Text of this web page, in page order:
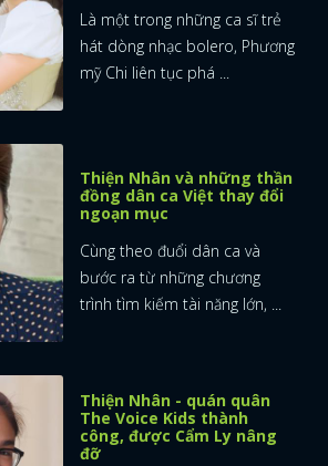
Là một trong những ca sĩ trẻ
hát dòng nhạc bolero, Phương
mỹ Chi liên tục phá ...
Thiện Nhân và những thần
đồng dân ca Việt thay đổi
ngoạn mục
Cùng theo đuổi dân ca và
bước ra từ những chương
trình tìm kiếm tài năng lớn, ...
Thiện Nhân - quán quân
The Voice Kids thành
công, được Cẩm Ly nâng
đỡ